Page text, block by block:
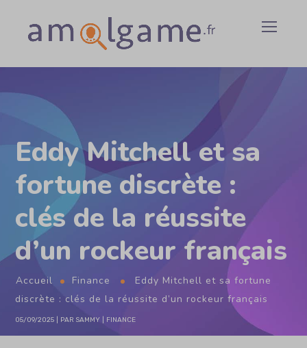
Eddy Mitchell et sa
fortune discrète :
clés de la réussite
d’un rockeur français
Accueil Finance
Eddy Mitchell et sa fortune
discrète : clés de la réussite d’un rockeur français
05/09/2025 PAR SAMMY FINANCE